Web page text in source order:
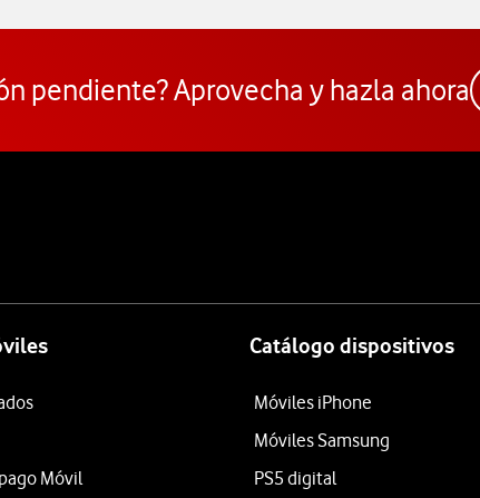
pendiente? Aprovecha y hazla ahora
Móvil
Catálogo dispositivos
Móviles iPhone
Móviles Samsung
PS5 digital